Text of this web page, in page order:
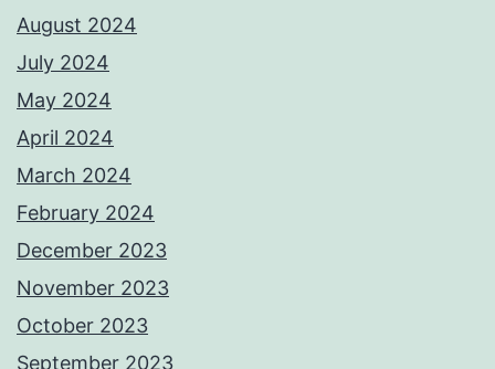
August 2024
July 2024
May 2024
April 2024
March 2024
February 2024
December 2023
November 2023
October 2023
September 2023